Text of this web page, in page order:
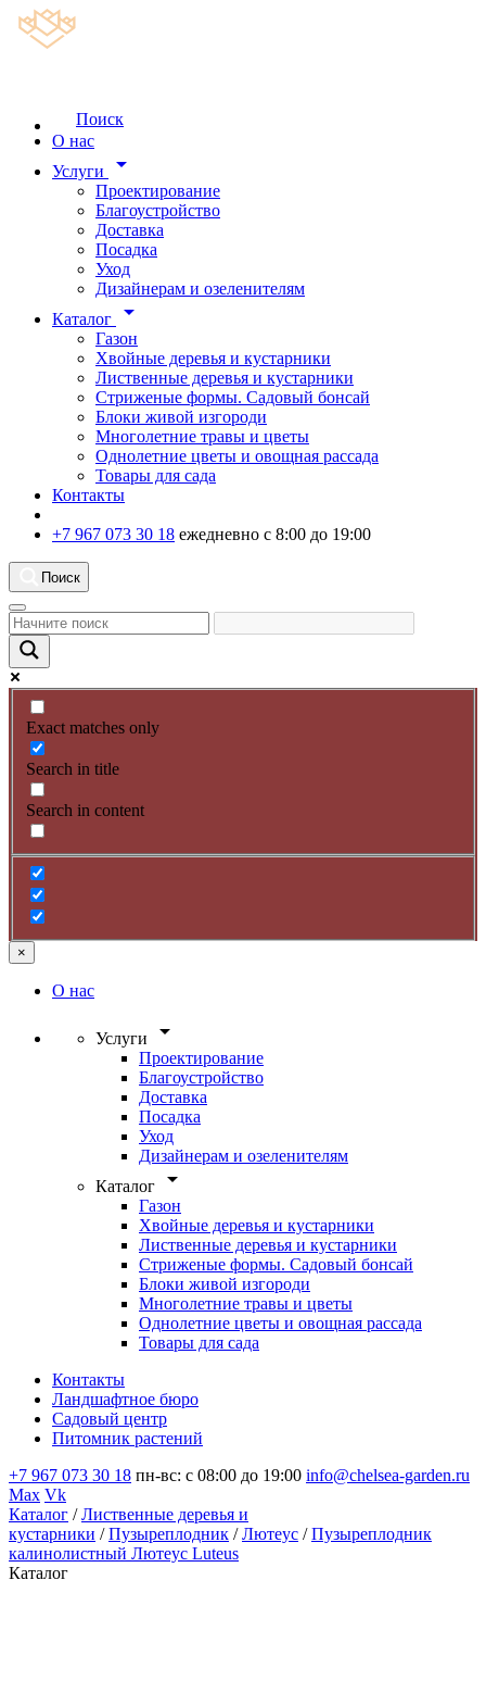
Поиск
О нас
Услуги
arrow_drop_down
Проектирование
Благоустройство
Доставка
Посадка
Уход
Дизайнерам и озеленителям
Каталог
arrow_drop_down
Газон
Хвойные деревья и кустарники
Лиственные деревья и кустарники
Стриженые формы. Садовый бонсай
Блоки живой изгороди
Многолетние травы и цветы
Однолетние цветы и овощная рассада
Товары для сада
Контакты
+7 967 073 30 18 ежедневно с 8:00 до 19:00
Поиск
Exact matches only
Search in title
Search in content
×
О нас
Услуги arrow_drop_down
Проектирование
Благоустройство
Доставка
Посадка
Уход
Дизайнерам и озеленителям
Каталог
arrow_drop_down
Газон
Хвойные деревья и кустарники
Лиственные деревья и кустарники
Стриженые формы. Садовый бонсай
Блоки живой изгороди
Многолетние травы и цветы
Однолетние цветы и овощная рассада
Товары для сада
Контакты
Ландшафтное бюро
Садовый центр
Питомник растений
+7 967 073 30 18 пн-вс: с 08:00 до 19:00 info@chelsea-garden.ru
Max Vk
Каталог /Лиственные деревья и
кустарники /Пузыреплодник /Лютеус /Пузыреплодник
калинолистный Лютеус Luteus
Каталог